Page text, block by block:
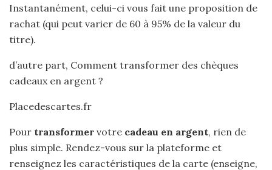
Instantanément, celui-ci vous fait une proposition de
rachat (qui peut varier de 60 à 95% de la valeur du
titre).
d’autre part, Comment transformer des chèques
cadeaux en argent ?
Placedescartes.fr
Pour transformer votre cadeau en argent, rien de
plus simple. Rendez-vous sur la plateforme et
renseignez les caractéristiques de la carte (enseigne,